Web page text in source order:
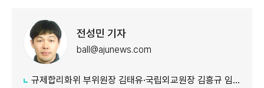
전성민 기자
ball@ajunews.com
규제합리화위 부위원장 김태유·국립외교원장 김흥규 임명